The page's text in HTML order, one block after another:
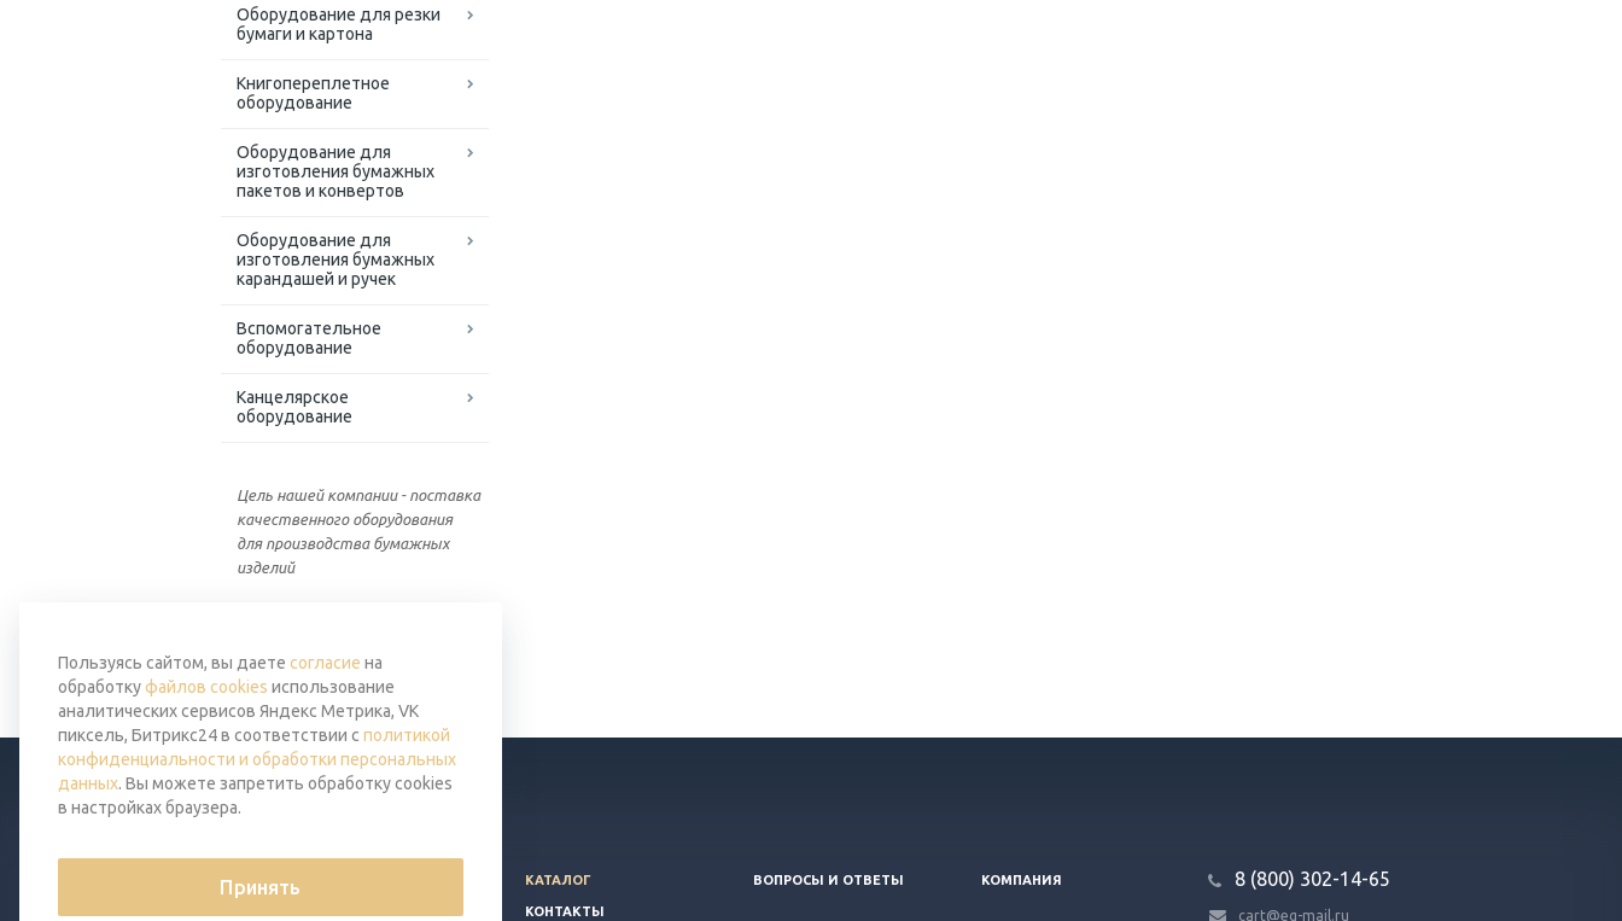
Оборудование для резки
бумаги и картона
Книгопереплетное
оборудование
Оборудование для
изготовления бумажных
пакетов и конвертов
Оборудование для
изготовления бумажных
карандашей и ручек
Вспомогательное
оборудование
Канцелярское
оборудование
Цель нашей компании - поставка
качественного оборудования
для производства бумажных
изделий
Вернуться к списку
© 2026 Все права защищены.
КАТАЛОГ ВОПРОСЫ И ОТВЕТЫ КОМПАНИЯ
КОНТАКТЫ
8 (800) 302-14-65
cart@eq-mail.ru
Пользуясь сайтом, вы даете согласие на
обработкуфайлов cookies использование
аналитических сервисов Яндекс Метрика, VK
пиксель, Битрикс24 в соответствии с политикой
конфиденциальности и обработки персональных
данных. Вы можете запретить обработку cookies
в настройках браузера.
Принять